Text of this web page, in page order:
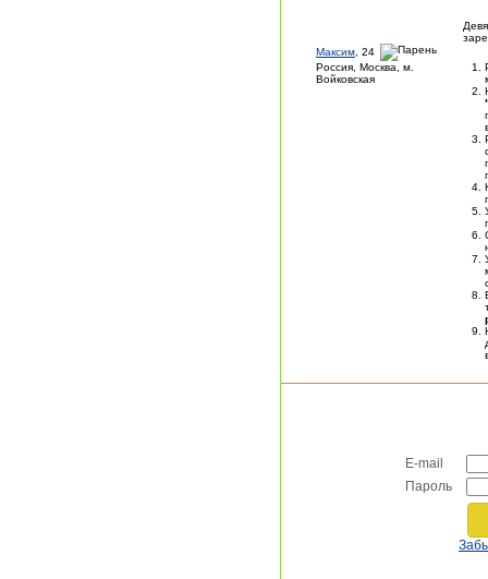
Максим , 24
Россия, Москва, м.
Войковская
E-mail
Пароль